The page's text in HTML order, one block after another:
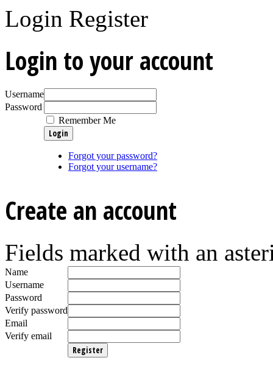
Login Register
Login to your account
Username
Password
Remember Me
Forgot your password?
Forgot your username?
Create an account
Fields marked with an
Name
Username
Password
Verify password
Email
Verify email
Register